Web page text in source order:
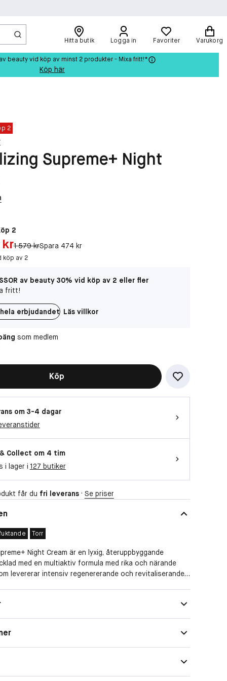
Hitta butik Logga in Favoriter Varukorg
beauty vid köp av minst 2 produkter - Mixa fritt!*
Köp här
Vill du titta på videon?
funktionella cookies
2
Supreme+ Night
2
krOriginal pris:
1 579 krSpara 474 kr
köp av 2
av beauty 30% vid köp av 2 eller fler
fritt!
erbjudandet Läs villkor
som medlem
Köp
om 3-4 dagar
Collect om 4 tim
i lager i 127 butiker
får du fri leverans· Se priser
Torr
Night Cream är en lyxig, återuppbyggande
med en multiaktiv formula med rika och närande
levererar intensiv regenererande och revitaliserande
effektiva anti-aging ingrediensen,
Denna fantastiska kombination får huden att kännas
lämplig för alla hudtyper.